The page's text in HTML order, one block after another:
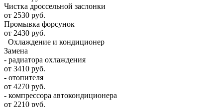
Чистка дроссельной заслонки
от 2530 руб.
Промывка форсунок
от 2430 руб.
Охлаждение и кондиционер
Замена
- радиатора охлаждения
от 3410 руб.
- отопителя
от 4270 руб.
- компрессора автокондиционера
от 2210 руб.